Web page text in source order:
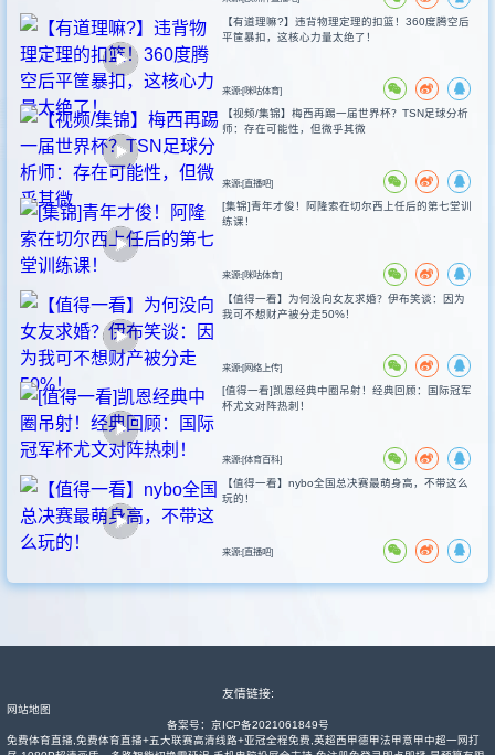
【有道理嘛?】违背物理定理的扣篮！360度腾空后
平筐暴扣，这核心力量太绝了！
来源:[咪咕体育]
【视频/集锦】梅西再踢一届世界杯？TSN足球分析
师：存在可能性，但微乎其微
来源:[直播吧]
[集锦]青年才俊！阿隆索在切尔西上任后的第七堂训
练课！
来源:[咪咕体育]
【值得一看】为何没向女友求婚？伊布笑谈：因为
我可不想财产被分走50%！
来源:[网络上传]
[值得一看]凯恩经典中圈吊射！经典回顾：国际冠军
杯尤文对阵热刺！
来源:[体育百科]
【值得一看】nybo全国总决赛最萌身高，不带这么
玩的！
来源:[直播吧]
友情链接:
网站地图
备案号： 京ICP备2021061849号
免费体育直播,免费体育直播+五大联赛高清线路+亚冠全程免费,英超西甲德甲法甲意甲中超一网打